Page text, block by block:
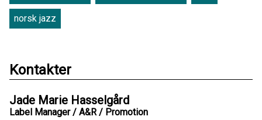
norsk jazz
Kontakter
Jade Marie Hasselgård
Label Manager / A&R / Promotion